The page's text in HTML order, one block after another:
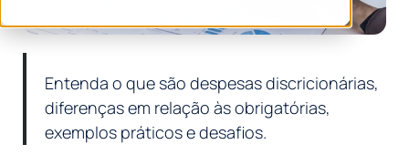
Entenda o que são despesas discricionárias,
diferenças em relação às obrigatórias,
exemplos práticos e desafios.